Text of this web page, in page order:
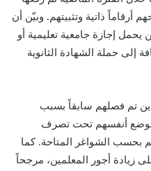
أرقاماً ذاتية وتثبيتهم. وبيّن أن
إجازة جامعية تعليمية أو
حملة الشهادة الثانوية
تم فصلهم سابقاً بسبب
لوضع أنفسهم تحت تصرف
بحسب الشواغر المتاحة. كما
زيادة أجور المعلمين، مرجحاً